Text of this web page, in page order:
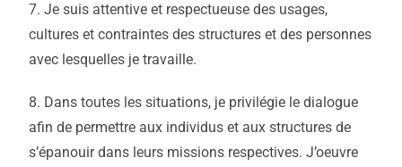
7. Je suis attentive et respectueuse des usages,
cultures et contraintes des structures et des personnes
avec lesquelles je travaille.
8. Dans toutes les situations, je privilégie le dialogue
afin de permettre aux individus et aux structures de
s’épanouir dans leurs missions respectives. J’oeuvre